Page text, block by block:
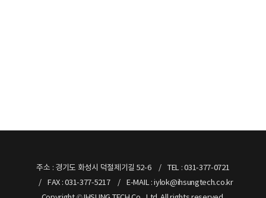
주소 : 경기도 화성시 덕절제기길 52-6
TEL : 031-377-0721
FAX : 031-377-5217
E-MAIL : iylok@ihsungtech.co.kr